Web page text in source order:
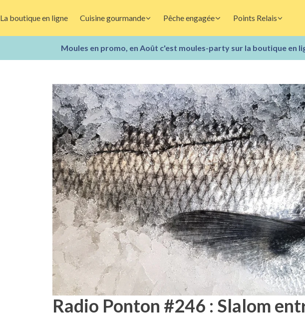
La boutique en ligne Cuisine gourmande Pêche engagée Points Relais
Moules en promo, en Août c'est moules-party sur la boutique en
Radio Ponton #246 : Slalom